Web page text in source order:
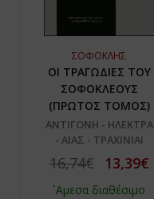
ΣΟΦΟΚΛΗΣ
ΟΙ ΤΡΑΓΩΔΙΕΣ ΤΟΥ
ΣΟΦΟΚΛΕΟΥΣ
(ΠΡΩΤΟΣ ΤΟΜΟΣ)
ΑΝΤΙΓΟΝΗ - ΗΛΕΚΤΡΑ
- ΑΙΑΣ - ΤΡΑΧΙΝΙΑΙ
16,74€ 13,39€
`Αμεσα διαθέσιμο